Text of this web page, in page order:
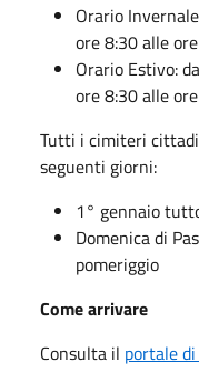
Orario
ore 8:30 alle
Orario Estivo:
ore 8:30 alle
Tutti i cimiteri
seguenti giorni:
1° gennaio
Domenica di
pomeriggio
Come arrivare
Consulta il portale